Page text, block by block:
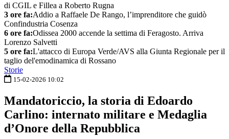
di CGIL e Fillea a Roberto Rugna
3 ore fa:Addio a Raffaele De Rango, l’imprenditore che guidò
Confindustria Cosenza
6 ore fa:Odissea 2000 accende la settima di Feragosto. Arriva
Lorenzo Salvetti
5 ore fa:L'attacco di Europa Verde/AVS alla Giunta Regionale per il
taglio del'emodinamica di Rossano
Storie
15-02-2026 10:02
Mandatoriccio, la storia di Edoardo
Carlino: internato militare e Medaglia
d’Onore della Repubblica